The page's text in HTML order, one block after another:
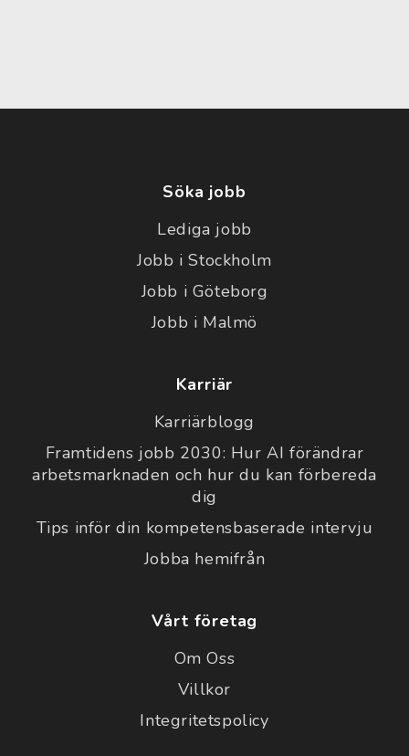
Söka jobb
Lediga jobb
Jobb i Stockholm
Jobb i Göteborg
Jobb i Malmö
Karriär
Karriärblogg
Framtidens jobb 2030: Hur AI förändrar
arbetsmarknaden och hur du kan förbereda
dig
Tips inför din kompetensbaserade intervju
Jobba hemifrån
Vårt företag
Om Oss
Villkor
Integritetspolicy